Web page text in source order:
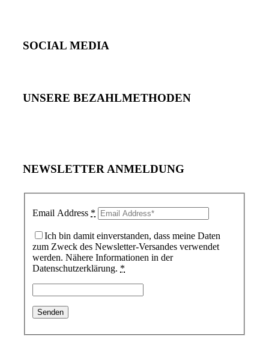
SOCIAL MEDIA
UNSERE BEZAHLMETHODEN
NEWSLETTER ANMELDUNG
Email Address *
Ich bin damit einverstanden, dass meine Daten
zum Zweck des Newsletter-Versandes verwendet
werden. Nähere Informationen in der
Datenschutzerklärung. *